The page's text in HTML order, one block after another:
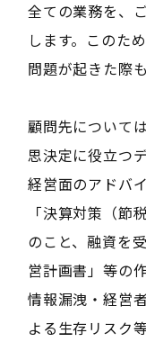
全ての業務を、
します。このた
問題が起きた際
顧問先について
思決定に役立つ
経営面のアドバ
「決算対策（節
のこと、融資を
営計画書」等の
情報漏洩・経営
よる生存リスク